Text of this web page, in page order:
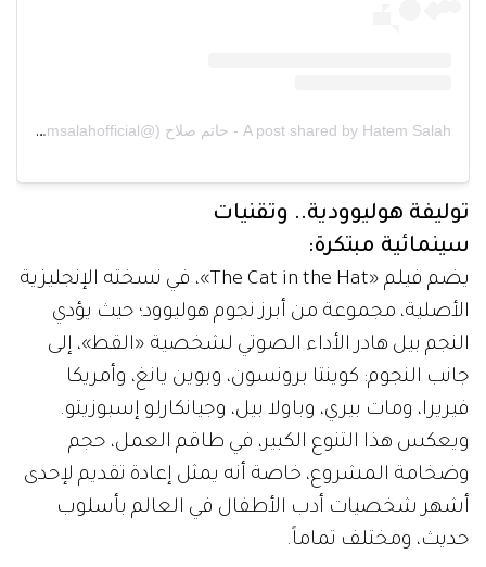
A post shared by Hatem Salah - حاتم صلاح (@hatemsalahofficial)
توليفة هوليوودية.. وتقنيات
سينمائية مبتكرة:
يضم فيلم «The Cat in the Hat»، في نسخته الإنجليزية
الأصلية، مجموعة من أبرز نجوم هوليوود؛ حيث يؤدي
النجم بيل هادر الأداء الصوتي لشخصية «القط»، إلى
جانب النجوم: كوينتا برونسون، وبوين يانغ، وأمريكا
فيريرا، ومات بيري، وباولا بيل، وجيانكارلو إسبوزيتو.
ويعكس هذا التنوع الكبير، في طاقم العمل، حجم
وضخامة المشروع، خاصة أنه يمثل إعادة تقديم لإحدى
أشهر شخصيات أدب الأطفال في العالم بأسلوب
حديث، ومختلف تماماً.